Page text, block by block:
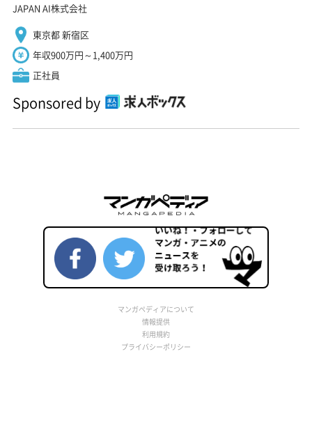
JAPAN AI株式会社
東京都 新宿区
年収900万円～1,400万円
正社員
Sponsored by
マンガペディアについて
情報提供
利用規約
プライバシーポリシー